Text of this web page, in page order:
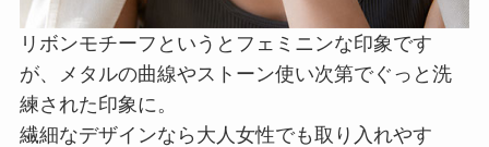
リボンモチーフというとフェミニンな印象です
が、メタルの曲線やストーン使い次第でぐっと洗
練された印象に。
繊細なデザインなら大人女性でも取り入れやす